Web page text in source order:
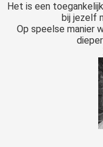
Het is een
bij jezelf
Op speelse manier